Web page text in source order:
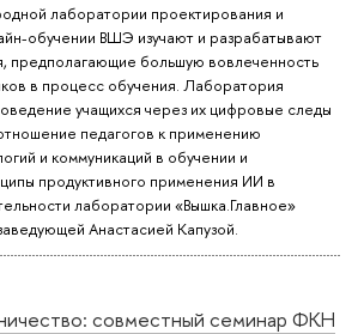
лаборатории проектирования и
обучении ВШЭ изучают и разрабатывают
предполагающие большую вовлеченность
в процесс обучения. Лаборатория
учащихся через их цифровые следы
педагогов к применению
и коммуникаций в обучении и
продуктивного применения ИИ в
лаборатории «Вышка.Главное»
Анастасией Капузой.
совместный семинар ФКН